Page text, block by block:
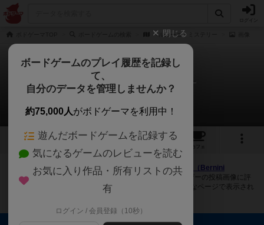
ベルニーニ・ミステリー
ベルニーニ・ミステリー
2件の画像
2
カフェ
ボドゲーマにログインすると、 「ベルニーニ・ミステリー（Bernini
Mysterie）」 の画像をアップロード出来たり、他のユーザーの投稿画像に評
価を付けることができます。また、トップ6の画像は様々なページで表示され
閉じる
ボードゲームのプレイ履歴を記録し
て、
自分のデータを管理しませんか？
約75,000人がボドゲーマを利用中！
遊んだボードゲームを記録する
気になるゲームのレビューを読む
お気に入り作品・所有リストの共
有
ログイン / 会員登録（10秒）